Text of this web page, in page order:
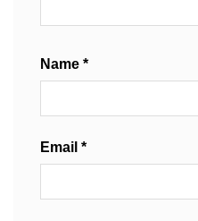
Name *
Email *